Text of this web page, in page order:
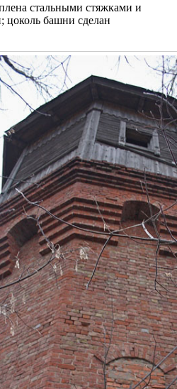
стальными стяжками и
башни сделан